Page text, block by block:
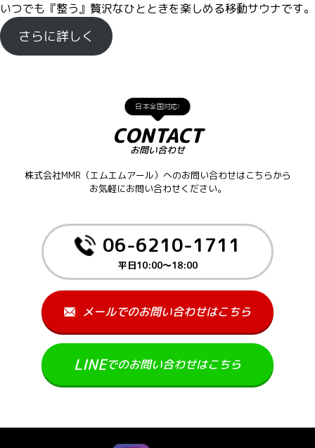
いつでも『整う』贅沢なひとときを楽しめる移動サウナです。
さらに詳しく
CONTACT
お問い合わせ
日本全国対応!
株式会社MMR（エムエムアール）へのお問い合わせはこちらから
お気軽にお問い合わせください。
06-6210-1711
平日10:00～18:00
メールでのお問い合わせはこちら
LINEでのお問い合わせはこちら